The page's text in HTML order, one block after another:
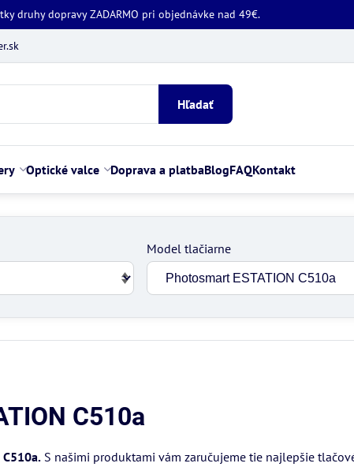
druhy dopravy ZADARMO pri objednávke nad 49€.
Hľadať
Optické valce Doprava a platbaBlogFAQKontakt
Model tlačiarne
C510a
C510a.S našimi produktami vám zaručujeme tie najlepšie